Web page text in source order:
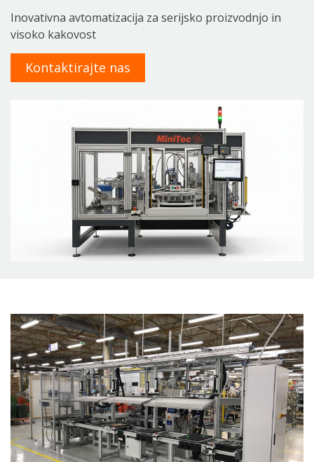
Inovativna avtomatizacija za serijsko proizvodnjo in
visoko kakovost
Kontaktirajte nas